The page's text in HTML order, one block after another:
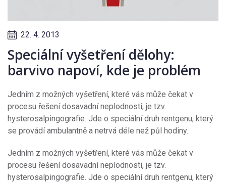
22. 4. 2013
Speciální vyšetření dělohy:
barvivo napoví, kde je problém
Jedním z možných vyšetření, které vás může čekat v
procesu řešení dosavadní neplodnosti, je tzv.
hysterosalpingografie. Jde o speciální druh rentgenu, který
se provádí ambulantně a netrvá déle než půl hodiny.
Jedním z možných vyšetření, které vás může čekat v
procesu řešení dosavadní neplodnosti, je tzv.
hysterosalpingografie. Jde o speciální druh rentgenu, který